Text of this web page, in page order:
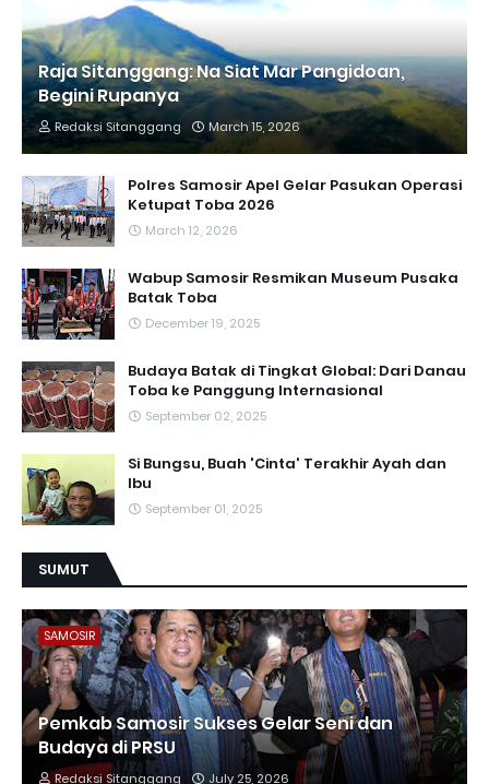
Raja Sitanggang: Na Siat Mar Pangidoan,
Begini Rupanya
Redaksi Sitanggang March 15, 2026
Polres Samosir Apel Gelar Pasukan Operasi
Ketupat Toba 2026
March 12, 2026
Wabup Samosir Resmikan Museum Pusaka
Batak Toba
December 19, 2025
Budaya Batak di Tingkat Global: Dari Danau
Toba ke Panggung Internasional
September 02, 2025
Si Bungsu, Buah 'Cinta' Terakhir Ayah dan
Ibu
September 01, 2025
SUMUT
SAMOSIR
Pemkab Samosir Sukses Gelar Seni dan
Budaya di PRSU
Redaksi Sitanggang July 25, 2026